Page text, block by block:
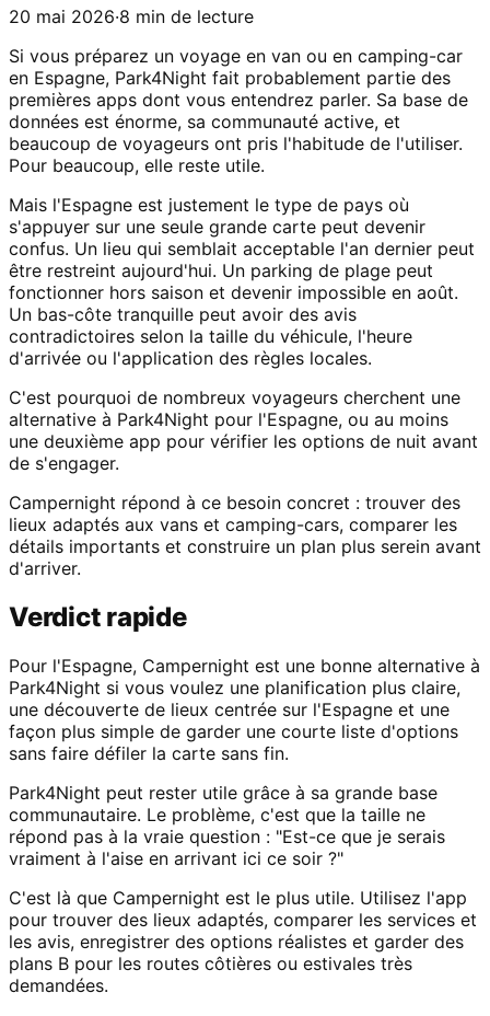
20 mai 2026·8 min de lecture
Si vous préparez un voyage en van ou en camping-car
en Espagne, Park4Night fait probablement partie des
premières apps dont vous entendrez parler. Sa base de
données est énorme, sa communauté active, et
beaucoup de voyageurs ont pris l'habitude de l'utiliser.
Pour beaucoup, elle reste utile.
Mais l'Espagne est justement le type de pays où
s'appuyer sur une seule grande carte peut devenir
confus. Un lieu qui semblait acceptable l'an dernier peut
être restreint aujourd'hui. Un parking de plage peut
fonctionner hors saison et devenir impossible en août.
Un bas-côte tranquille peut avoir des avis
contradictoires selon la taille du véhicule, l'heure
d'arrivée ou l'application des règles locales.
C'est pourquoi de nombreux voyageurs cherchent une
alternative à Park4Night pour l'Espagne, ou au moins
une deuxième app pour vérifier les options de nuit avant
de s'engager.
Campernight répond à ce besoin concret : trouver des
lieux adaptés aux vans et camping-cars, comparer les
détails importants et construire un plan plus serein avant
d'arriver.
Verdict rapide
Pour l'Espagne, Campernight est une bonne alternative à
Park4Night si vous voulez une planification plus claire,
une découverte de lieux centrée sur l'Espagne et une
façon plus simple de garder une courte liste d'options
sans faire défiler la carte sans fin.
Park4Night peut rester utile grâce à sa grande base
communautaire. Le problème, c'est que la taille ne
répond pas à la vraie question : "Est-ce que je serais
vraiment à l'aise en arrivant ici ce soir ?"
C'est là que Campernight est le plus utile. Utilisez l'app
pour trouver des lieux adaptés, comparer les services et
les avis, enregistrer des options réalistes et garder des
plans B pour les routes côtières ou estivales très
demandées.